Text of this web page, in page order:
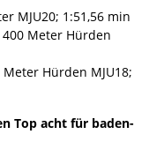
MJU20; 1:51,56 min
Meter Hürden
Hürden MJU18;
Top acht für baden-